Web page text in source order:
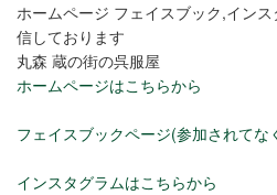
ホームページ フェイスブック,イン
信しております
丸森 蔵の街の呉服屋
ホームページはこちらから
フェイスブックページ(参加されてな
インスタグラムはこちらから